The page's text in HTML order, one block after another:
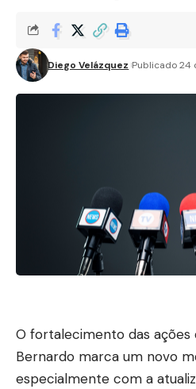
Diego Velázquez Publicado 24
O fortalecimento das ações
Bernardo marca um novo
especialmente com a